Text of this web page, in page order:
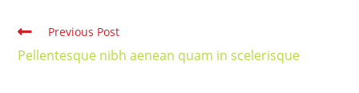
Previous Post
Pellentesque nibh aenean quam in scelerisque